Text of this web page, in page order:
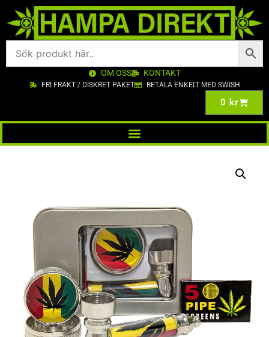
OM OSS KONTAKT
FRI FRAKT / DISKRET PAKET BETALA ENKELT MED SWISH
0 kr